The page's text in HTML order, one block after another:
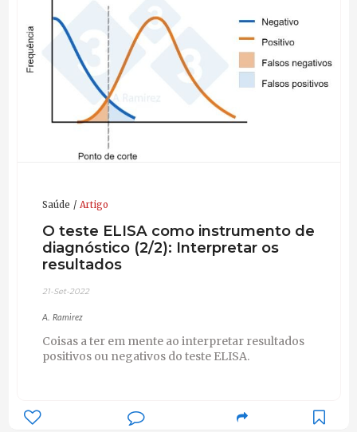
Saúde Artigo
O teste ELISA como instrumento de
diagnóstico (2/2): Interpretar os
resultados
21-Set-2022
A. Ramirez
Coisas a ter em mente ao interpretar resultados
positivos ou negativos do teste ELISA.